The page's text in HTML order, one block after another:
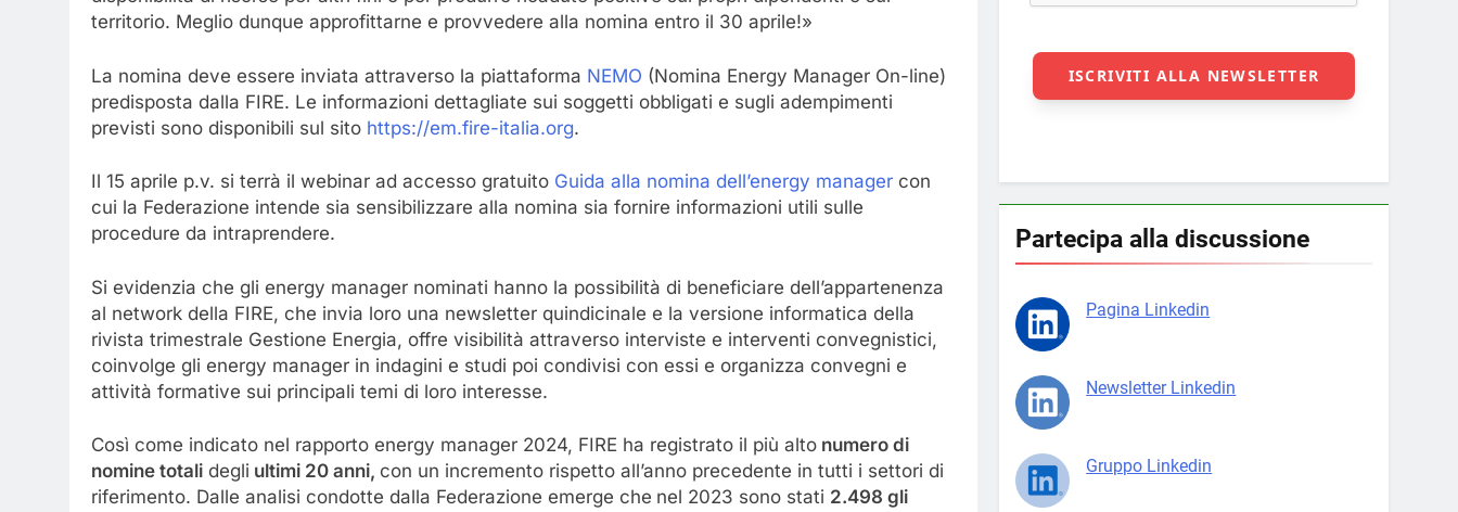
territorio. Meglio dunque approfittarne e provvedere alla nomina entro il 30 aprile!»
La nomina deve essere inviata attraverso la piattaforma NEMO (Nomina Energy Manager On-line)
predisposta dalla FIRE. Le informazioni dettagliate sui soggetti obbligati e sugli adempimenti
previsti sono disponibili sul sito https://em.fire-italia.org.
Il 15 aprile p.v. si terrà il webinar ad accesso gratuito Guida alla nomina dell’energy manager con
cui la Federazione intende sia sensibilizzare alla nomina sia fornire informazioni utili sulle
procedure da intraprendere.
Si evidenzia che gli energy manager nominati hanno la possibilità di beneficiare dell’appartenenza
al network della FIRE, che invia loro una newsletter quindicinale e la versione informatica della
rivista trimestrale Gestione Energia, offre visibilità attraverso interviste e interventi convegnistici,
coinvolge gli energy manager in indagini e studi poi condivisi con essi e organizza convegni e
attività formative sui principali temi di loro interesse.
Così come indicato nel rapporto energy manager 2024, FIRE ha registrato il più alto numero di
nomine totali degli ultimi 20 anni, con un incremento rispetto all’anno precedente in tutti i settori di
riferimento. Dalle analisi condotte dalla Federazione emerge che nel 2023 sono stati 2.498 gli
Partecipa alla discussione
Pagina Linkedin
Newsletter Linkedin
Gruppo Linkedin